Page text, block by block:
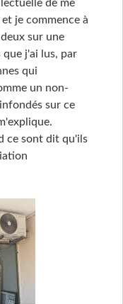
de me
je commence à
sur une
j'ai lus, par
qui
un non-
sur ce
ce sont dit qu'ils